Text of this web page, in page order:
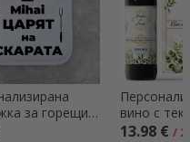
за горещи
текст -
вино с
история
13.98 € / 2